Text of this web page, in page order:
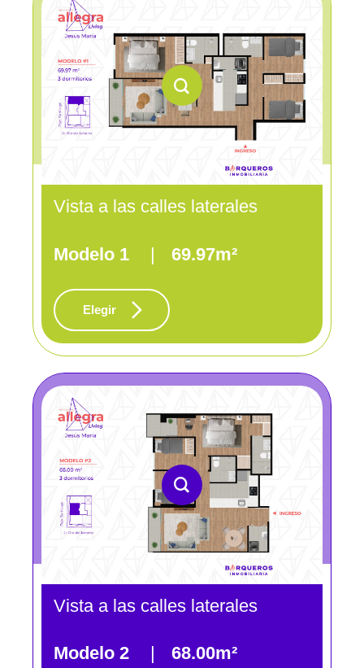
Vista a las calles laterales
Modelo 1 | 69.97m²
Elegir
Vista a las calles laterales
Modelo 2 68.00m²